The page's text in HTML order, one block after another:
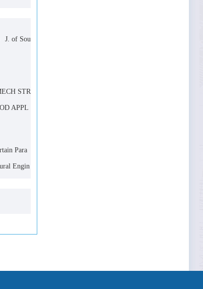
J. of Sou
STR
APPL
Para
Engin